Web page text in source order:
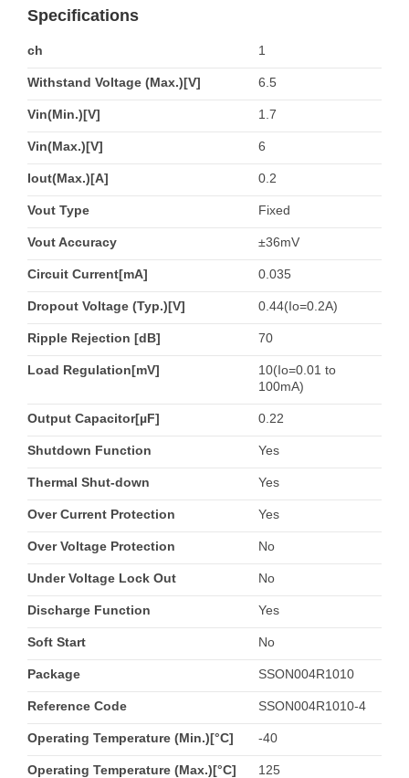
Specifications
ch 1
Withstand Voltage (Max.)[V] 6.5
Vin(Min.)[V] 1.7
Vin(Max.)[V] 6
Iout(Max.)[A] 0.2
Vout Type Fixed
Vout Accuracy ±36mV
Circuit Current[mA] 0.035
Dropout Voltage (Typ.)[V] 0.44(Io=0.2A)
Ripple Rejection [dB] 70
Load Regulation[mV]
10(Io=0.01 to
100mA)
Output Capacitor[µF] 0.22
Shutdown Function Yes
Thermal Shut-down Yes
Over Current Protection Yes
Over Voltage Protection No
Under Voltage Lock Out No
Discharge Function Yes
Soft Start No
Package SSON004R1010
Reference Code SSON004R1010-4
Operating Temperature (Min.)[°C] -40
Operating Temperature (Max.)[°C] 125